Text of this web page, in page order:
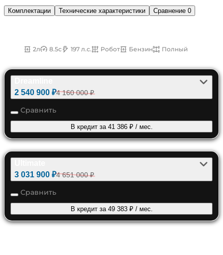
Комплектации Технические характеристики Сравнение 0
2л 8.5с 197 л.с. Робот Бензин Полный
2 540 900 ₽4 160 000 ₽
Сравнить
В кредит за 41 386 ₽ / мес.
3 031 900 ₽4 651 000 ₽
Сравнить
В кредит за 49 383 ₽ / мес.